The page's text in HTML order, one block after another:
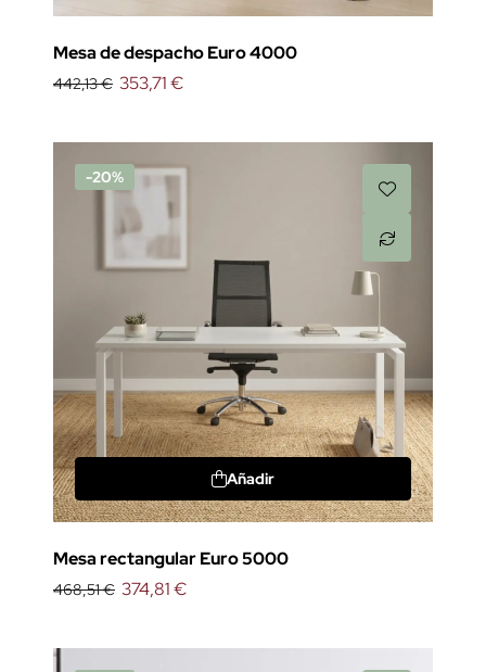
Mesa de despacho Euro 4000
442,13 € 353,71 €
-20%
Añadir
Mesa rectangular Euro 5000
468,51 € 374,81 €